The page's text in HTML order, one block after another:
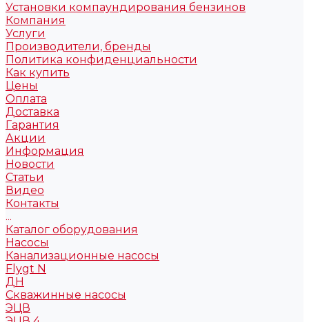
Установки компаундирования бензинов
Компания
Услуги
Производители, бренды
Политика конфиденциальности
Как купить
Цены
Оплата
Доставка
Гарантия
Акции
Информация
Новости
Статьи
Видео
Контакты
...
Каталог оборудования
Насосы
Канализационные насосы
Flygt N
ДН
Скважинные насосы
ЭЦВ